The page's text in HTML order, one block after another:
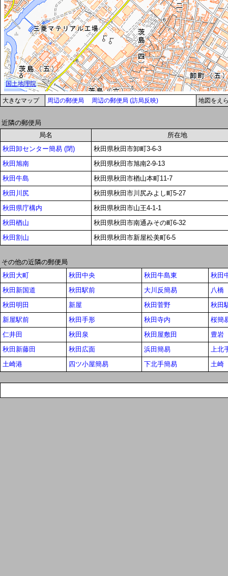
大きなマップ 周辺の郵便局 周辺の郵便局 (訪局反映) 地図をえ
近隣の郵便局
局名
所在地
秋田卸センター簡易 (閉)
秋田県秋田市卸町3-6-3
秋田旭南
秋田県秋田市旭南2-9-13
秋田牛島
秋田県秋田市楢山本町11-7
秋田川尻
秋田県秋田市川尻みよし町5-27
秋田県庁構内
秋田県秋田市山王4-1-1
秋田楢山
秋田県秋田市南通みその町6-32
秋田割山
秋田県秋田市新屋松美町6-5
その他の近隣の郵便局
秋田大町
秋田中央 秋田牛島東
秋田
秋田新国道
秋田駅前 大川反簡易
八橋
秋田明田
新屋 秋田菅野
秋田
新屋駅前
秋田手形 秋田寺内
桜簡
仁井田
秋田泉 秋田屋敷田
豊岩
秋田新藤田
秋田広面 浜田簡易
上北
土崎港
四ツ小屋簡易 下北手簡易 土崎